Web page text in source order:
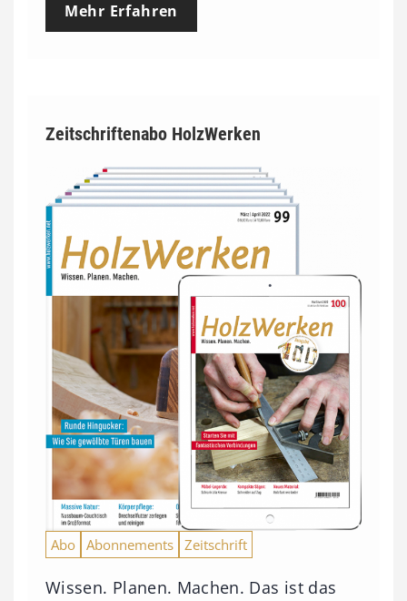
Mehr Erfahren
Zeitschriftenabo HolzWerken
Abo Abonnements Zeitschrift
Wissen. Planen. Machen. Das ist das